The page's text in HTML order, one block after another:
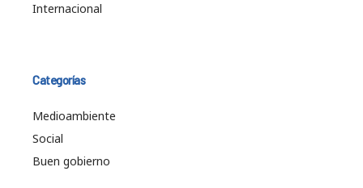
Internacional
Categorías
Medioambiente
Social
Buen gobierno